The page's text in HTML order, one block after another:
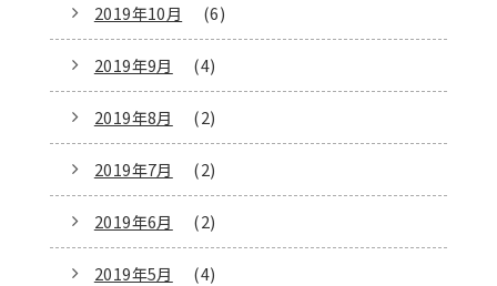
2019年10月 (6)
2019年9月 (4)
2019年8月 (2)
2019年7月 (2)
2019年6月 (2)
2019年5月 (4)